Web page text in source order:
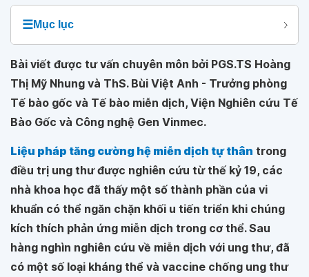
☰Mục lục
Bài viết được tư vấn chuyên môn bởi PGS.TS Hoàng
Thị Mỹ Nhung và ThS. Bùi Việt Anh - Trưởng phòng
Tế bào gốc và Tế bào miễn dịch, Viện Nghiên cứu Tế
Bào Gốc và Công nghệ Gen Vinmec.
Liệu pháp tăng cường hệ miễn dịch tự thân trong
điều trị ung thư được nghiên cứu từ thế kỷ 19, các
nhà khoa học đã thấy một số thành phần của vi
khuẩn có thể ngăn chặn khối u tiến triển khi chúng
kích thích phản ứng miễn dịch trong cơ thể. Sau
hàng nghìn nghiên cứu về miễn dịch với ung thư, đã
có một số loại kháng thể và vaccine chống ung thư